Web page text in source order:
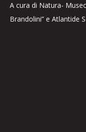
A cura di Natura-
Brandolini” e Atlantide